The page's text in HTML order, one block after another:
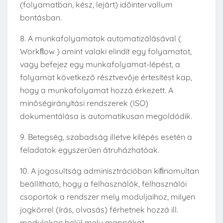
(folyamatban, kész, lejárt) időintervallum
bontásban.
8. A munkafolyamatok automatizálásával (
Workﬂow ) amint valaki elindít egy folyamatot,
vagy befejez egy munkafolyamat-lépést, a
folyamat következő résztvevője értesítést kap,
hogy a munkafolyamat hozzá érkezett. A
minőségirányítási rendszerek (ISO)
dokumentálása is automatikusan megoldódik.
9. Betegség, szabadság illetve kilépés esetén a
feladatok egyszerűen átruházhatóak.
10. A jogosultság adminisztrációban kiﬁnomultan
beállítható, hogy a felhasználók, felhasználói
csoportok a rendszer mely moduljaihoz, milyen
jogkörrel (írás, olvasás) férhetnek hozzá ill.